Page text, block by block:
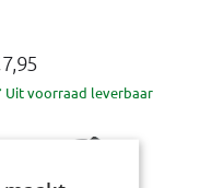
Uit voorraad leverbaar